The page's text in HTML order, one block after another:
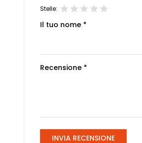
Stelle:
Il tuo nome *
Recensione *
INVIA RECENSIONE